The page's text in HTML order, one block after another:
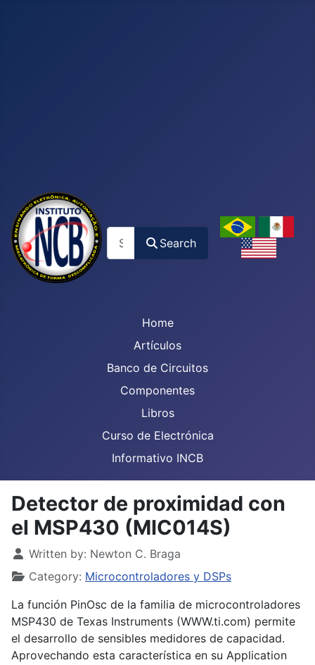
Search
Home
Artículos
Banco de Circuitos
Componentes
Libros
Curso de Electrónica
Informativo INCB
Detector de proximidad con
el MSP430 (MIC014S)
Details
Written by: Newton C. Braga
Category: Microcontroladores y DSPs
La función PinOsc de la familia de microcontroladores
MSP430 de Texas Instruments (WWW.ti.com) permite
el desarrollo de sensibles medidores de capacidad.
Aprovechando esta característica en su Application